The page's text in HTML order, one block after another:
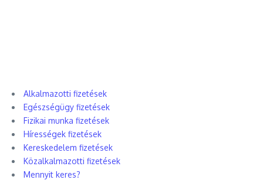
Alkalmazotti fizetések
Egészségügy fizetések
Fizikai munka fizetések
Hírességek fizetések
Kereskedelem fizetések
Közalkalmazotti fizetések
Mennyit keres?